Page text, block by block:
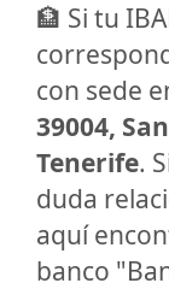
🏦 Si tu
con sede
39004,
Tenerife.
duda
aquí
banco